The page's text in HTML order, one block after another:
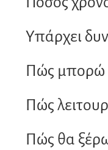
Υπάρχει
Πώς μπορώ
Πώς
Πώς θα